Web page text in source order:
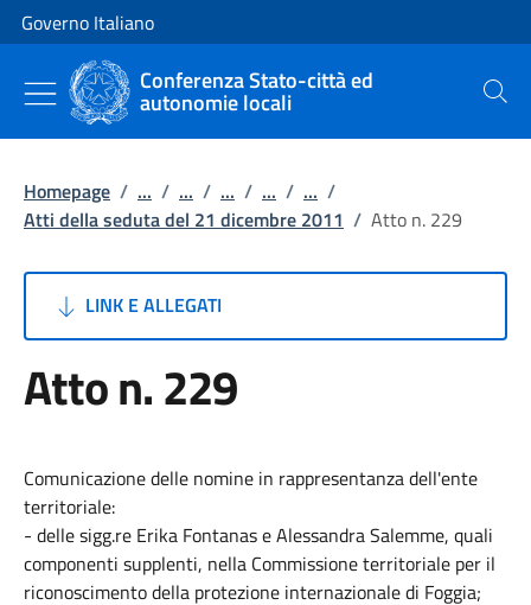
Vai al contenuto
Vai alla navigazione del sito
Governo Italiano
Conferenza Stato-città ed
autonomie locali Cerca
Homepage / ... / ... / ... / ... / ... /
Atti della seduta del 21 dicembre 2011 / Atto n. 229
LINK E ALLEGATI
Atto n. 229
Comunicazione delle nomine in rappresentanza dell'ente
territoriale:
- delle sigg.re Erika Fontanas e Alessandra Salemme, quali
componenti supplenti, nella Commissione territoriale per il
riconoscimento della protezione internazionale di Foggia;